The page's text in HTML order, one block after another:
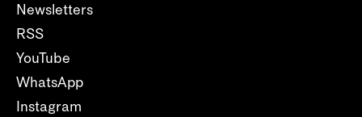
Newsletters
RSS
YouTube
WhatsApp
Instagram